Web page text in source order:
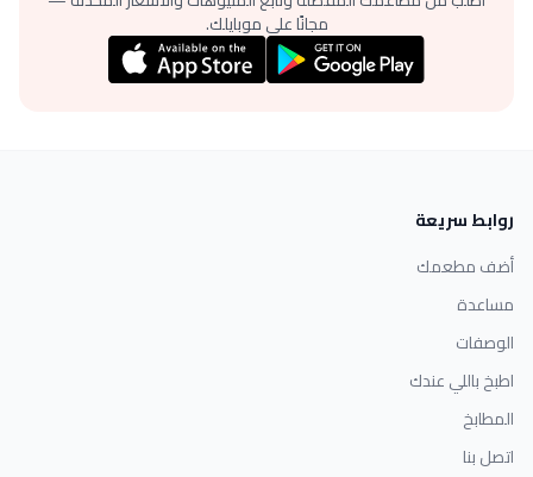
مجانًا على موبايلك.
روابط سريعة
أضف مطعمك
مساعدة
الوصفات
اطبخ باللي عندك
المطابخ
اتصل بنا